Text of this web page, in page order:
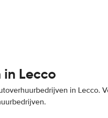
Lecco
in Lecco.